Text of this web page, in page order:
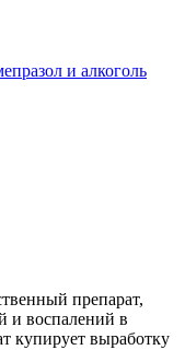
и алкоголь
препарат,
и воспалений в
купирует выработку